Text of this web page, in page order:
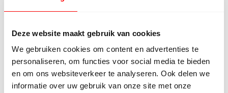
Deze website maakt gebruik van cookies
We gebruiken cookies om content en advertenties te
personaliseren, om functies voor social media te bieden
en om ons websiteverkeer te analyseren. Ook delen we
informatie over uw gebruik van onze site met onze
Vloeren Bennekom
Lees verder